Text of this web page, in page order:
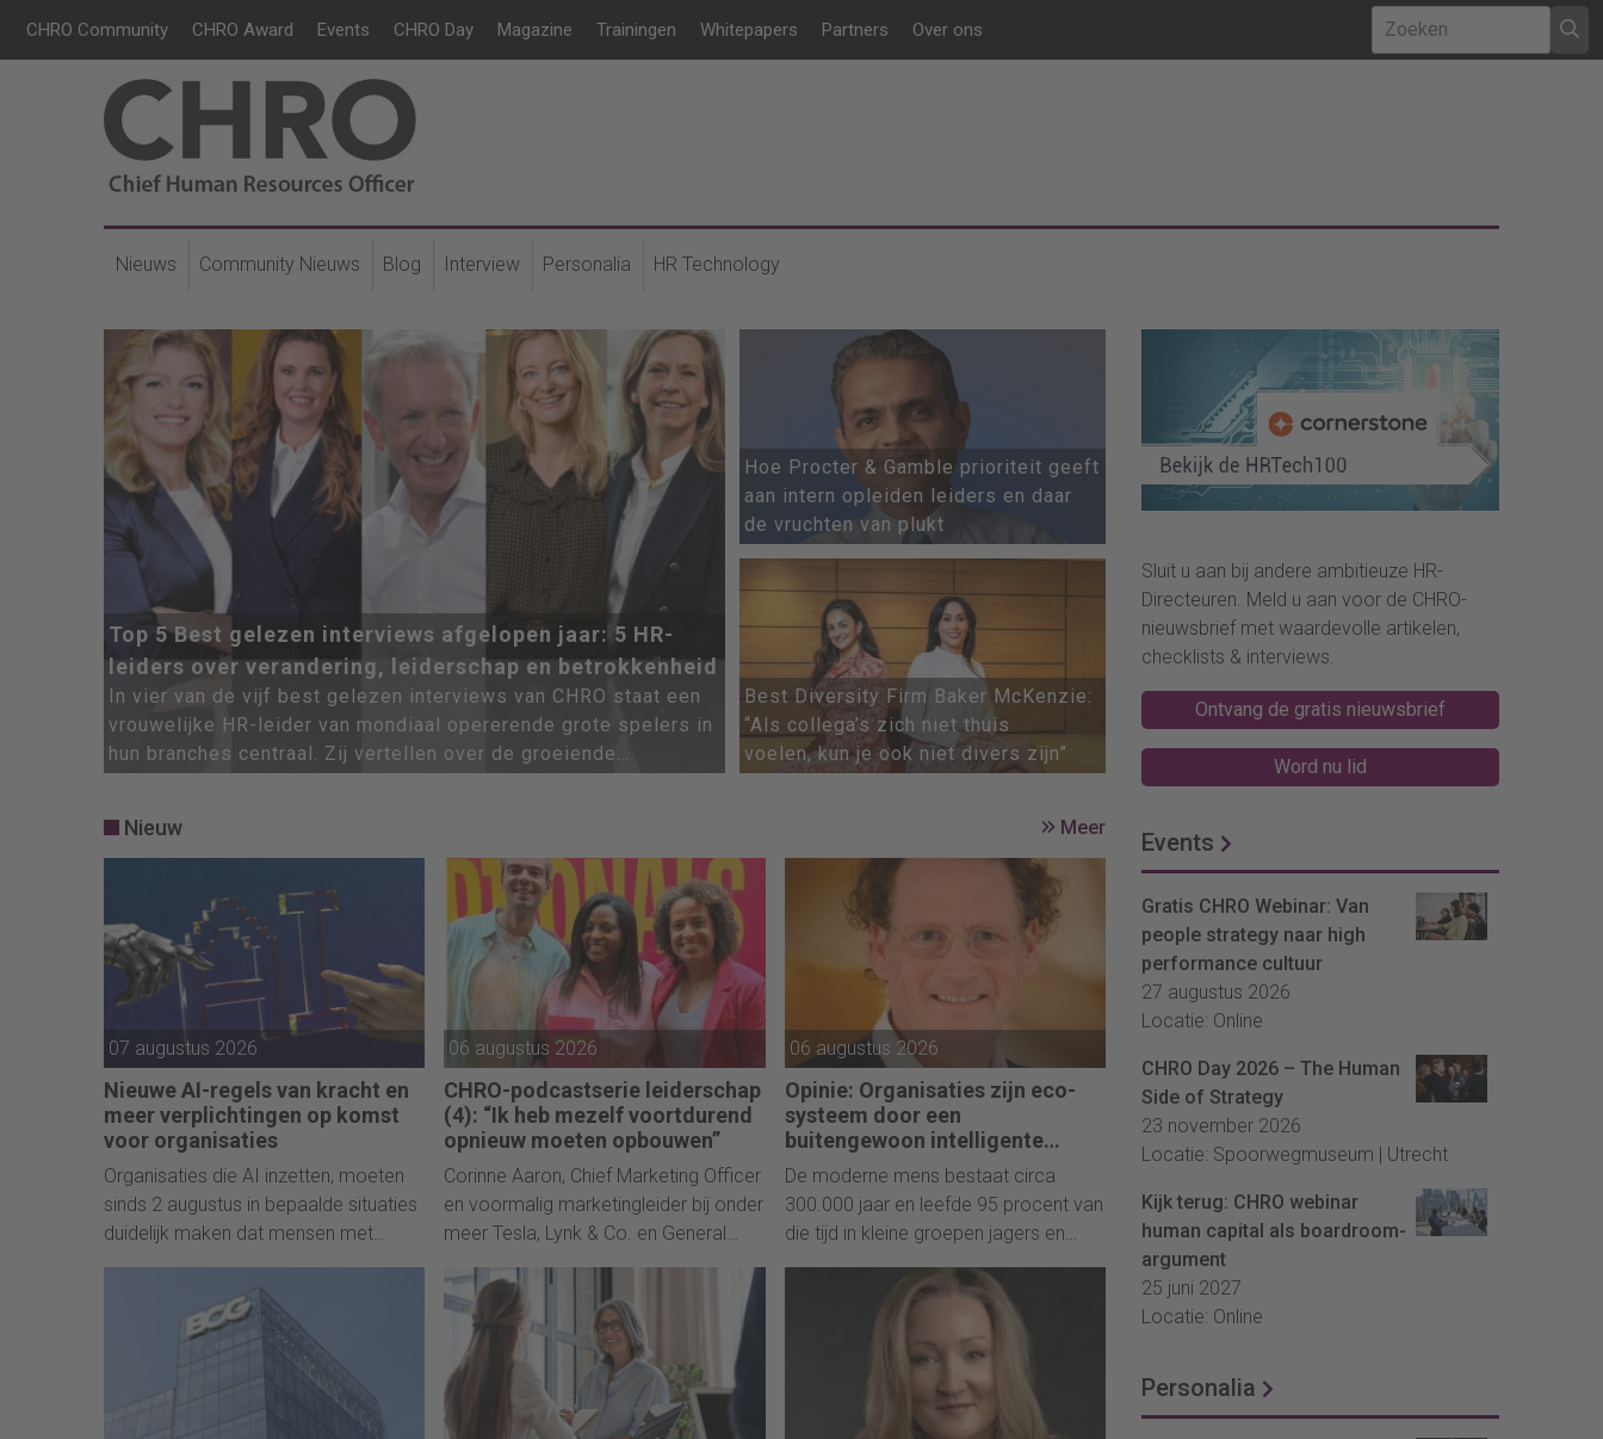
CHRO Community CHRO Award Events CHRO Day Magazine Trainingen Whitepapers Partners Over ons
Nieuws Community Nieuws Blog Interview Personalia HR Technology
Top 5 Best gelezen interviews afgelopen jaar: 5 HR-
leiders over verandering, leiderschap en betrokkenheid
In vier van de vijf best gelezen interviews van CHRO staat een
vrouwelijke HR-leider van mondiaal opererende grote spelers in
hun branches centraal. Zij vertellen over de groeiende
Hoe Procter & Gamble prioriteit geeft
aan intern opleiden leiders en daar
de vruchten van plukt
Best Diversity Firm Baker McKenzie:
“Als collega’s zich niet thuis
voelen, kun je ook niet divers zijn”
Nieuw Meer
07 augustus 2026
Nieuwe AI-regels van kracht en
meer verplichtingen op komst
voor organisaties
Organisaties die AI inzetten, moeten
sinds 2 augustus in bepaalde situaties
duidelijk maken dat mensen met
kunstmatige intelligentie te maken
hebben. De regels zijn onderdeel van
de gefaseerde invoering van de AI Act
en het begin van meer verplichtingen
die ook voor HR-toepassingen gaan
06 augustus 2026
CHRO-podcastserie leiderschap
(4): “Ik heb mezelf voortdurend
opnieuw moeten opbouwen”
Corinne Aaron, Chief Marketing Officer
en voormalig marketingleider bij onder
meer Tesla, Lynk & Co. en General
Motors, vertelt in gesprek met Ingrid
Tappin en Pim Blom hoe telkens
opnieuw beginnen haar grootste
leiderschapskracht werd.
06 augustus 2026
Opinie: Organisaties zijn eco-
systeem door een
buitengewoon intelligente
diersoort bevolkt
De moderne mens bestaat circa
300.000 jaar en leefde 95 procent van
die tijd in kleine groepen jagers en
verzamelaars. Tegenwoordige
organisaties bestaan nauwelijks
tweehonderd jaar, toch ontwerpen wij
die alsof de mens zich net zo snel
heeft ontwikkeld als zijn technologie,
ziet Maarten van Beek.
Sluit u aan bij andere ambitieuze HR-
Directeuren. Meld u aan voor de CHRO-
nieuwsbrief met waardevolle artikelen,
checklists & interviews.
Ontvang de gratis nieuwsbrief
Word nu lid
Events
Gratis CHRO Webinar: Van
people strategy naar high
performance cultuur
27 augustus 2026
Locatie: Online
CHRO Day 2026 – The Human
Side of Strategy
23 november 2026
Locatie: Spoorwegmuseum | Utrecht
Kijk terug: CHRO webinar
human capital als boardroom-
argument
25 juni 2027
Locatie: Online
Personalia